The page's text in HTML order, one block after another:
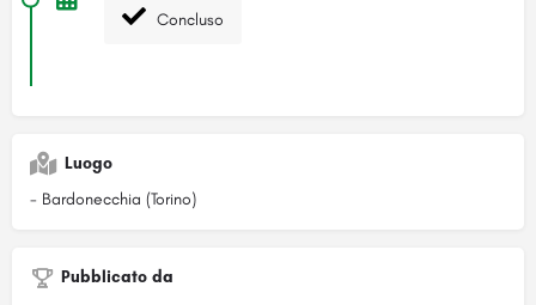
Concluso
Luogo
- Bardonecchia (Torino)
Pubblicato da